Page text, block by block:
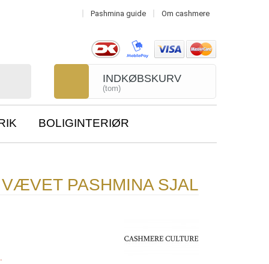
Pashmina guide Om cashmere
INDKØBSKURV
(tom)
BOLIGINTERIØR
PASHMINA SJAL